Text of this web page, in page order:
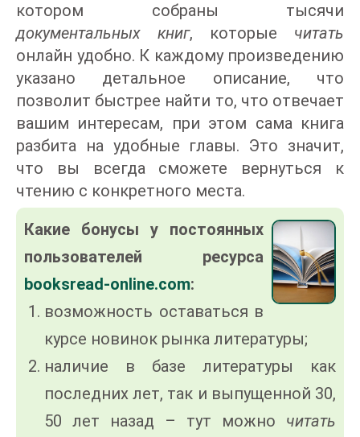
котором собраны тысячи
документальных книг, которые читать
онлайн удобно. К каждому произведению
указано детальное описание, что
позволит быстрее найти то, что отвечает
вашим интересам, при этом сама книга
разбита на удобные главы. Это значит,
что вы всегда сможете вернуться к
чтению с конкретного места.
Какие бонусы у постоянных
пользователей ресурса
booksread-online.com:
возможность оставаться в
курсе новинок рынка литературы;
наличие в базе литературы как
последних лет, так и выпущенной 30,
50 лет назад – тут можно читать